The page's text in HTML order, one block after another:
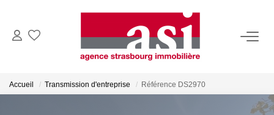
VENDRE
Estimez Votre Bien
Accueil Transmission d'entreprise Référence DS2970